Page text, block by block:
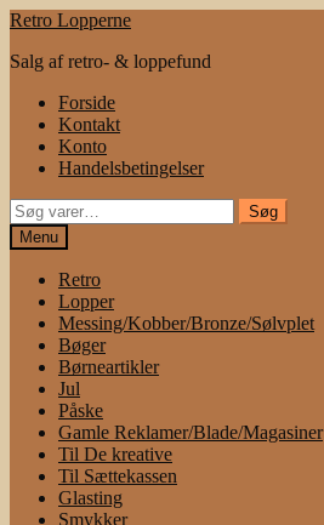
Spring
navigation
Spring
indhold
Retro Lopperne
Salg af retro- & loppefund
Forside
Kontakt
Konto
Handelsbetingelser
Søg
efter:
Søg
Menu
Retro
Lopper
Messing/Kobber/Bronze/Sølvplet
Bøger
Børneartikler
Jul
Påske
Gamle Reklamer/Blade/Magasiner
Til De kreative
Til Sættekassen
Glasting
Smykker